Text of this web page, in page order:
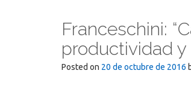
Franceschini:
productividad y
Posted on 20 de octubre de 2016